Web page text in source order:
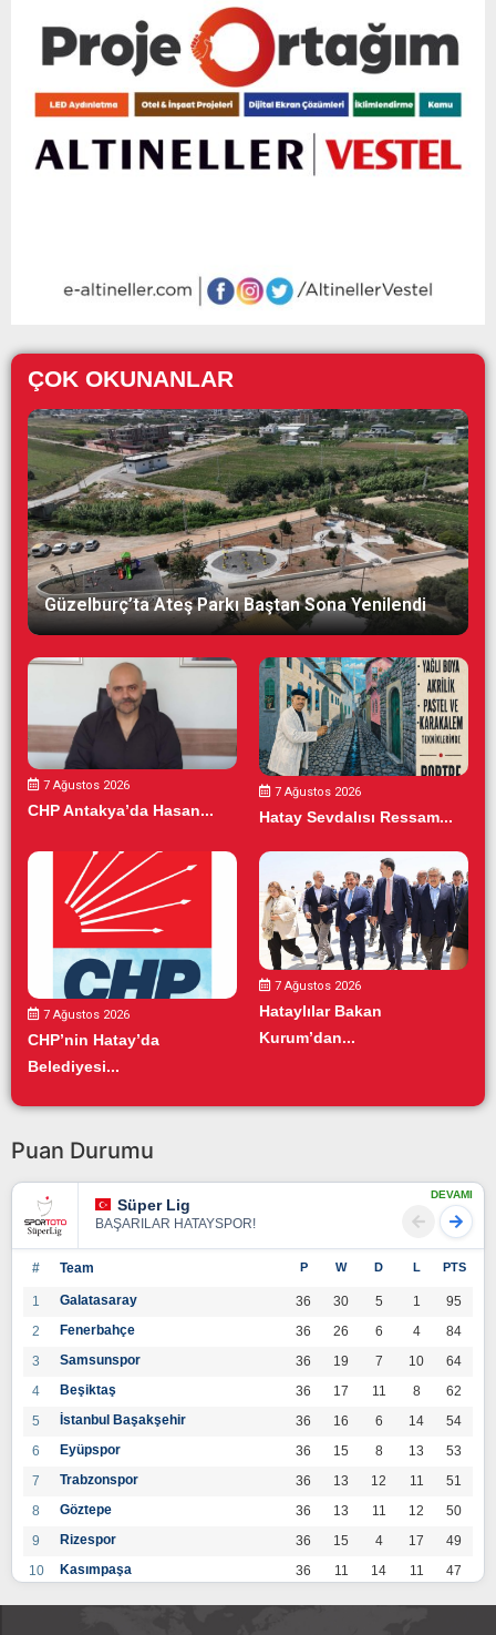
ÇOK OKUNANLAR
Güzelburç’ta Ateş Parkı Baştan Sona Yenilendi
7 Ağustos 2026
CHP Antakya’da Hasan...
7 Ağustos 2026
Hatay Sevdalısı Ressam...
7 Ağustos 2026
CHP’nin Hatay’da
Belediyesi...
7 Ağustos 2026
Hataylılar Bakan
Kurum’dan...
Puan Durumu
Süper Lig
BAŞARILAR HATAYSPOR!
DEVAMI
# Team P W D L PTS
1 Galatasaray 36 30 5 1
95
2
Fenerbahçe 36 26 6 4
84
3
Samsunspor 36 19 7 10
64
4
Beşiktaş 36 17 11 8
62
5
İstanbul Başakşehir 36 16 6 14
54
6
Eyüpspor 36 15 8 13
53
7
Trabzonspor 36 13 12 11
51
8
Göztepe 36 13 11 12
50
9
Rizespor 36 15 4 17
49
10
Kasımpaşa 36 11 14 11
47